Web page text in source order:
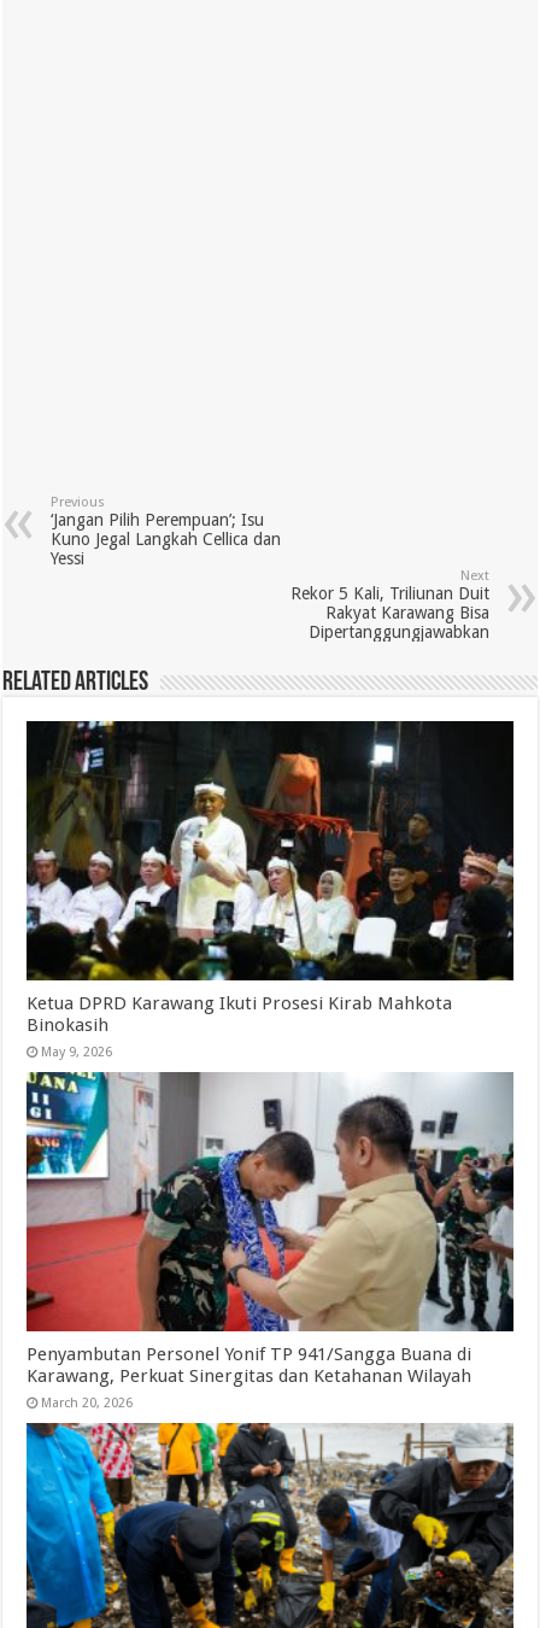
Previous
‘Jangan Pilih Perempuan’; Isu
Kuno Jegal Langkah Cellica dan
Yessi
Next
Rekor 5 Kali, Triliunan Duit
Rakyat Karawang Bisa
Dipertanggungjawabkan
Related Articles
Ketua DPRD Karawang Ikuti Prosesi Kirab Mahkota
Binokasih
May 9, 2026
Penyambutan Personel Yonif TP 941/Sangga Buana di
Karawang, Perkuat Sinergitas dan Ketahanan Wilayah
March 20, 2026